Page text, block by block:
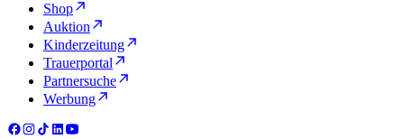
Shop
Auktion
Kinderzeitung
Trauerportal
Partnersuche
Werbung